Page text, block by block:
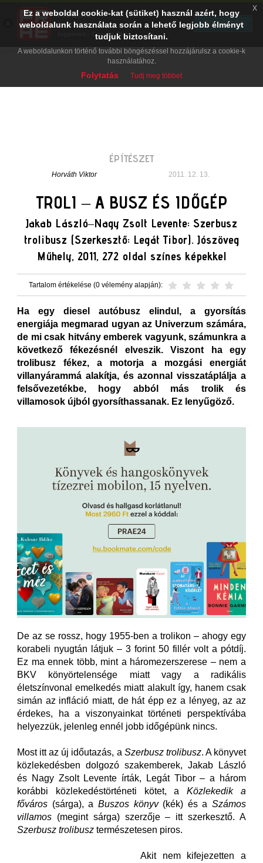
ÉPÍTÉSZET
Horváth Viktor 2011. 12. 13.
TROLI – A BUSZ ÉS IDŐGÉP
Jakab László–Nagy Zsolt Levente: Szerbusz
trolibusz (Szerkesztő: Legát Tibor). Jószöveg
Műhely, 2011, 272 oldal színes képekkel
Tartalom értékelése (0 vélemény alapján):
Ha egy diesel autóbusz elindul, a gyorsítás
energiája megmarad ugyan az Univerzum számára,
de mi csak hitvány emberek vagyunk, számunkra a
következő fékezésnél elveszik. Viszont ha egy
trolibusz fékez, a motorja a mozgási energiát
villanyárammá alakítja, és azonnal visszatáplálja a
felsővezetékbe, hogy abból más trolik és
villamosok újból gyorsíthassanak. Ez lenyűgöző.
De az se rossz, hogy 1955-ben a trolikon – ahogy egy
korabeli nyugtán látjuk – 3 forint 50 fillér volt a pótdíj.
Ez ma ennek több, mint a háromezerszerese – nem a
BKV könyörtelensége miatt vagy a radikális
életszínvonal emelkedés miatt alakult így, hanem csak
simán az infláció miatt, de hát épp ez a lényeg, az az
érdekes, ha a viszonyainkat történeti perspektívába
helyezzük, jelenleg ennél jobb időgépünk nincs.
Most itt az új időutazás, a Szerbusz trolibusz. A könyvet
közlekedésben dolgozó szakemberek, Jakab László
és Nagy Zsolt Levente írták, Legát Tibor – a három
korábbi közlekedéstörténeti kötet, aKözlekedik a
főváros (sárga), a Buszos könyv(kék) és a Számos
villamos (megint sárga) szerzője – itt szerkesztő. A
Szerbusz trolibusz természetesen piros.
Akit nem kifejezetten a
Ez a weboldal cookie-kat (sütiket) használ azért, hogy
weboldalunk használata során a lehető legjobb élményt
tudjuk biztosítani.
A weboldalunkon történő további böngészéssel hozzájárulsz a cookie-k
használatához.
Folytatás Tudj meg többet
x
PRAE.HU
Digital Evolution
Ingyenes - Google Play
TELEPÍTÉS